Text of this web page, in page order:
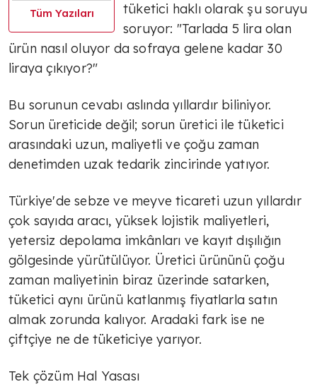
Tüm Yazıları
tüketici haklı olarak şu soruyu
soruyor: "Tarlada 5 lira olan
ürün nasıl oluyor da sofraya gelene kadar 30
liraya çıkıyor?"
Bu sorunun cevabı aslında yıllardır biliniyor.
Sorun üreticide değil; sorun üretici ile tüketici
arasındaki uzun, maliyetli ve çoğu zaman
denetimden uzak tedarik zincirinde yatıyor.
Türkiye'de sebze ve meyve ticareti uzun yıllardır
çok sayıda aracı, yüksek lojistik maliyetleri,
yetersiz depolama imkânları ve kayıt dışılığın
gölgesinde yürütülüyor. Üretici ürününü çoğu
zaman maliyetinin biraz üzerinde satarken,
tüketici aynı ürünü katlanmış fiyatlarla satın
almak zorunda kalıyor. Aradaki fark ise ne
çiftçiye ne de tüketiciye yarıyor.
Tek çözüm Hal Yasası
TÜLİN YALMAN
Ekonomide yeni eksen; sağlıklı
yaşam